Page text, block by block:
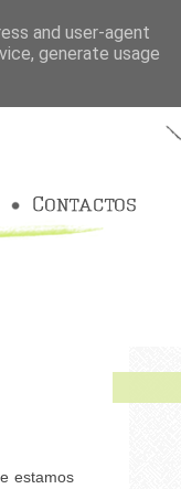
estamos
and user-agent
generate usage